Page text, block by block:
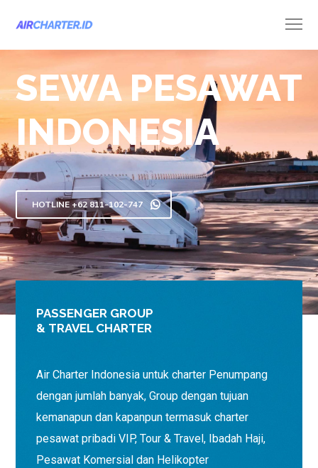
SEWA PESAWAT
INDONESIA
HOTLINE +62 811-102-747
PASSENGER GROUP
& TRAVEL CHARTER
Air Charter Indonesia untuk charter Penumpang
dengan jumlah banyak, Group dengan tujuan
kemanapun dan kapanpun termasuk charter
pesawat pribadi VIP, Tour & Travel, Ibadah Haji,
Pesawat Komersial dan Helikopter